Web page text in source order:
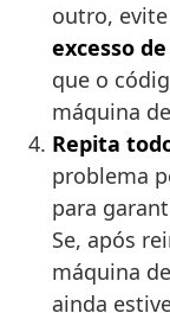
outro,
excesso
que o
máquina
Repita
problema
para
Se, após
máquina
ainda